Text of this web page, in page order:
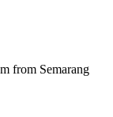
from Semarang